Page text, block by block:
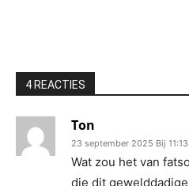
4 REACTIES
Ton
23 september 2025 Bij 11:13
Wat zou het van
die dit